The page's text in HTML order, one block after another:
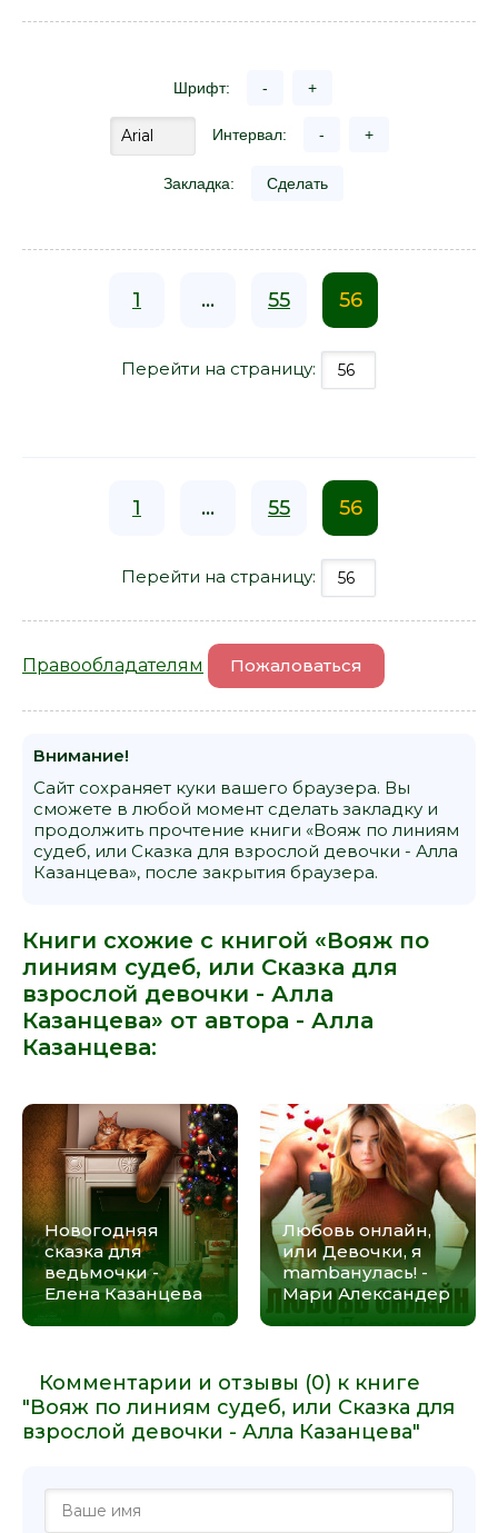
Шрифт: - +
Интервал: - +
Закладка: Сделать
1 ... 55 56
Перейти на страницу:
1 ... 55 56
Перейти на страницу:
Правообладателям Пожаловаться
Внимание!
Сайт сохраняет куки вашего браузера. Вы
сможете в любой момент сделать закладку и
продолжить прочтение книги «Вояж по линиям
судеб, или Сказка для взрослой девочки - Алла
Казанцева», после закрытия браузера.
Книги схожие с книгой «Вояж по
линиям судеб, или Сказка для
взрослой девочки - Алла
Казанцева» от автора - Алла
Казанцева:
Новогодняя
сказка для
ведьмочки -
Елена Казанцева
Любовь онлайн,
или Девочки, я
mambaнулась! -
Мари Александер
Комментарии и отзывы (0) к книге
"Вояж по линиям судеб, или Сказка для
взрослой девочки - Алла Казанцева"